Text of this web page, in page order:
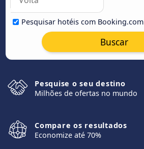
Pesquisar hotéis com Booking.com
Buscar
Pesquise o seu destino
Milhões de ofertas no mundo
Compare os resultados
Economize até 70%